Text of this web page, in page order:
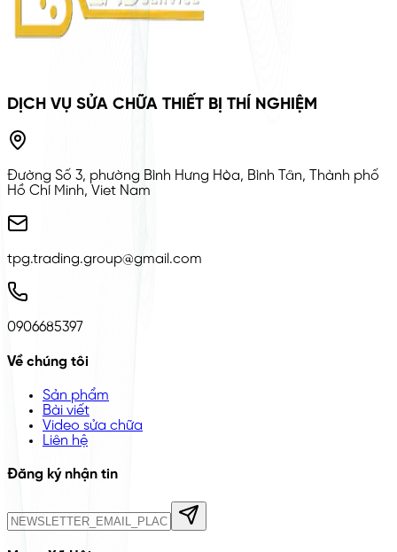
DỊCH VỤ SỬA CHỮA THIẾT BỊ THÍ NGHIỆM
Đường Số 3, phường Bình Hưng Hòa, Bình Tân, Thành phố
Hồ Chí Minh, Viet Nam
tpg.trading.group@gmail.com
0906685397
Về chúng tôi
Sản phẩm
Bài viết
Video sửa chữa
Liên hệ
Đăng ký nhận tin